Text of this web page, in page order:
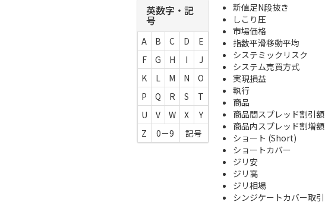
新値足N段抜き
しこり圧
市場価格
指数平滑移動平均
システミックリスク
システム売買方式
実現損益
執行
商品
商品間スプレッド割引額
商品内スプレッド割増額
ショート (Short)
ショートカバー
ジリ安
ジリ高
ジリ相場
シンジケートカバー取引
英数字・記
号
A B C D
E
F
G H I
J
K
L M N
O
P
Q R S
T
U
V W X
Y
Z
0－9 記号